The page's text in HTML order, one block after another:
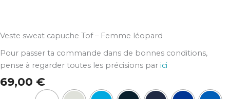
Veste sweat capuche Tof – Femme léopard
Pour passer ta commande dans de bonnes conditions,
pense à regarder toutes les précisions par ici
69,00 €